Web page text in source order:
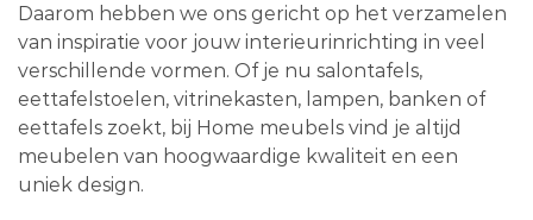
Daarom hebben we ons gericht op het verzamelen
van inspiratie voor jouw interieurinrichting in veel
verschillende vormen. Of je nu salontafels,
eettafelstoelen, vitrinekasten, lampen, banken of
eettafels zoekt, bij Home meubels vind je altijd
meubelen van hoogwaardige kwaliteit en een
uniek design.